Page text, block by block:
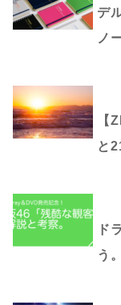
デ
ノ
【
と
ド
う